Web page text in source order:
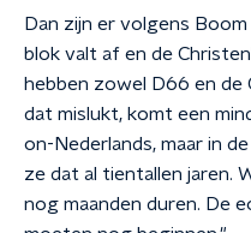
Dan zijn er volgens
blok valt af en de
hebben zowel D66 en de
dat mislukt, komt een
on-Nederlands, maar in
ze dat al tientallen jaren.
nog maanden duren. De